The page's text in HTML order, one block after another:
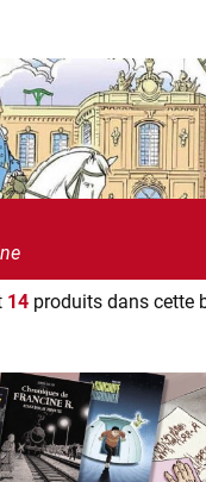
14produits dans cette